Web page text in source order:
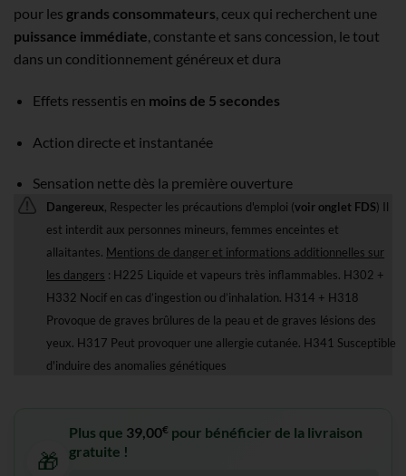
pour les grands consommateurs, ceux qui recherchent une
puissance immédiate, constante et sans concession, le tout
dans un conditionnement généreux et dura
Effets ressentis en moins de 5 secondes
Action directe et instantanée
Sensation nette dès la première ouverture
Dangereux, Respecter les précautions d'emploi (voir onglet FDS) Il
est interdit aux personnes mineurs, femmes enceintes et
allaitantes. Mentions de danger et informations additionnelles sur
les dangers : H225 Liquide et vapeurs très inflammables. H302 +
H332 Nocif en cas d’ingestion ou d’inhalation. H314 + H318
Provoque de graves brûlures de la peau et de graves lésions des
yeux. H317 Peut provoquer une allergie cutanée. H341 Susceptible
d'induire des anomalies génétiques
🎁
Plus que 39,00€ pour bénéficier de la livraison
gratuite !